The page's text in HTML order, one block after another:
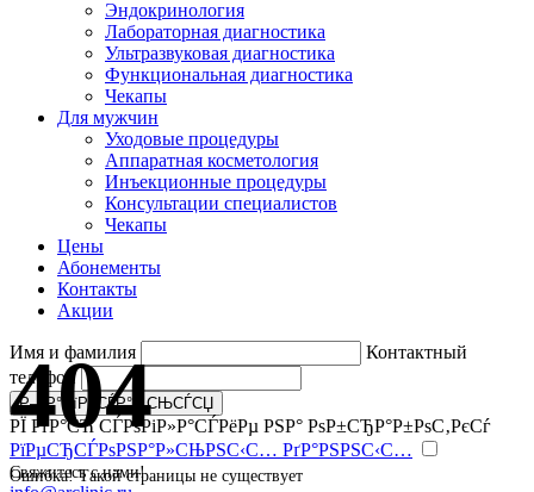
Эндокринология
Лабораторная диагностика
Ультразвуковая диагностика
Функциональная диагностика
Чекапы
Для мужчин
Уходовые процедуры
Аппаратная косметология
Инъекционные процедуры
Консультации специалистов
Чекапы
Цены
Абонементы
Контакты
Акции
404
Ошибка! Такой страницы не существует
Имя и фамилия
Контактный
телефон
РЇ РґР°СЋ СЃРѕРіР»Р°СЃРёРµ РЅР° РѕР±СЂР°Р±РѕС‚РєСѓ
РїРµСЂСЃРѕРЅР°Р»СЊРЅС‹С… РґР°РЅРЅС‹С…
Свяжитесь с нами!